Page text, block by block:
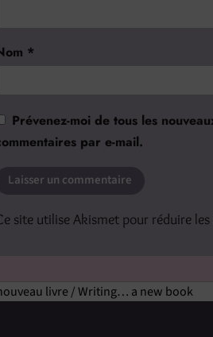
*
Prévenez-moi de tous les
par e-mail.
site utilise Akismet pour réduire les
livre / Writing… a new book